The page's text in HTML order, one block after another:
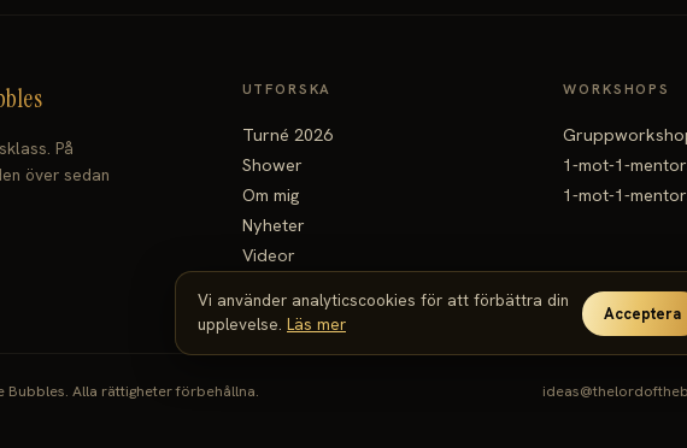
På
över sedan
UTFORSKA
Turné 2026
Shower
Om mig
Nyheter
Videor
WORKSHOPS
1-mot-1-
1-mot-1-
Bubbles. Alla rättigheter förbehållna.
Vi använder analyticscookies för att förbättra din
upplevelse. Läs mer
Acceptera